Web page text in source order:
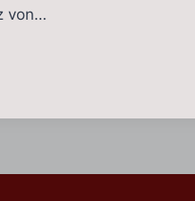
von…